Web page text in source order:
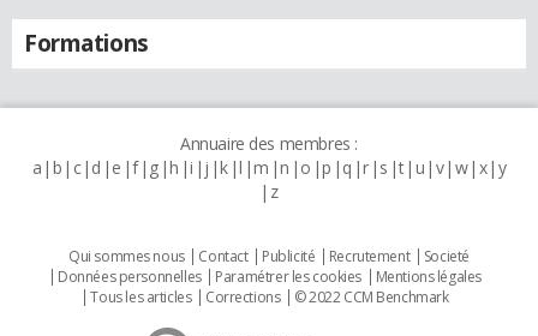
Formations
Annuaire des membres :
a b c d e f g h i j k l m n o p q r s t u v w x y
z
Qui sommes nous Contact Publicité Recrutement
Societé
Données personnelles
Paramétrer les cookies
Mentions légales
Tous les articles
Corrections © 2022 CCM Benchmark